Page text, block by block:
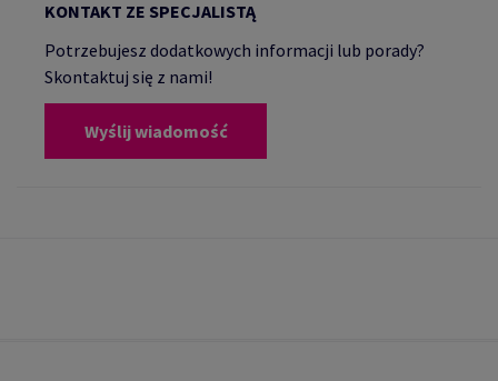
KONTAKT ZE SPECJALISTĄ
Potrzebujesz dodatkowych informacji lub porady?
Skontaktuj się z nami!
Wyślij wiadomość